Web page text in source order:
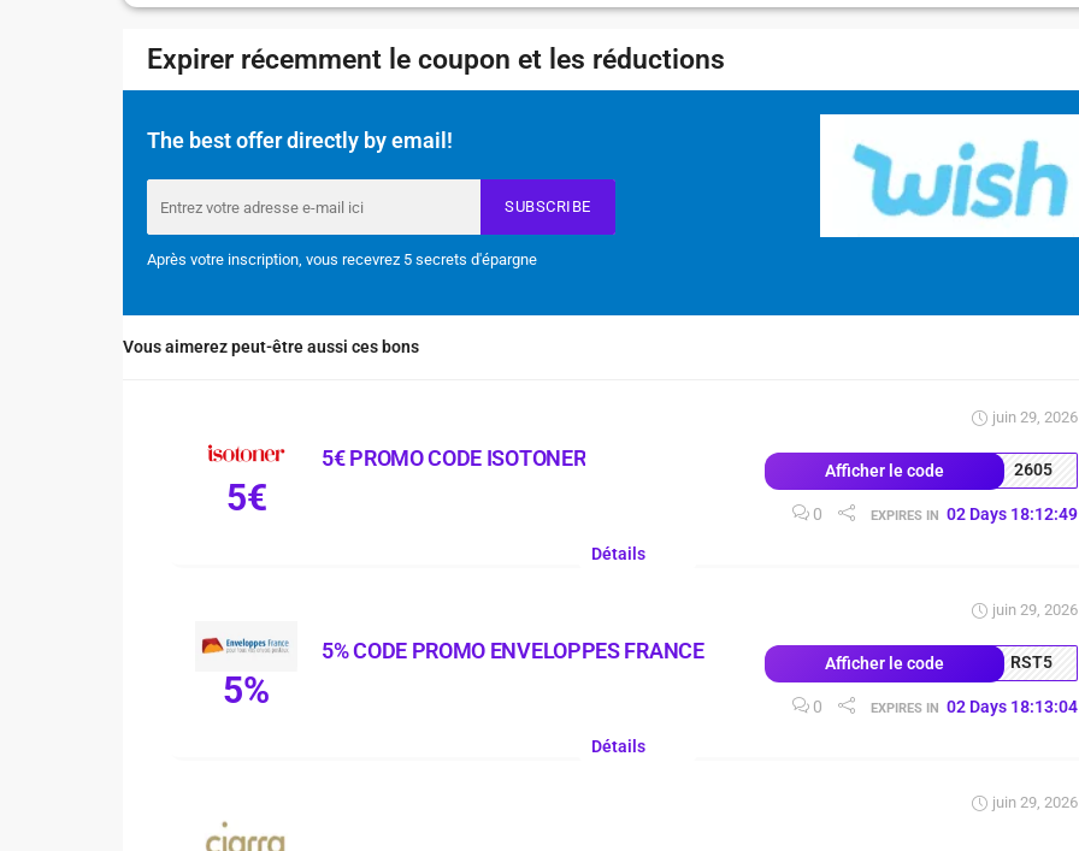
Expirer récemment le coupon et les réductions
The best offer directly by email!
SUBSCRIBE
Après votre inscription, vous recevrez 5 secrets d'épargne
Vous aimerez peut-être aussi ces bons
5€
5€ PROMO CODE ISOTONER
juin 29, 2026
Afficher le code 2605
0 EXPIRES IN 02 Days 18:12:48
Détails
5%
5% CODE PROMO ENVELOPPES FRANCE
juin 29, 2026
Afficher le code RST5
0 EXPIRES IN 02 Days 18:13:03
Détails
juin 29, 2026